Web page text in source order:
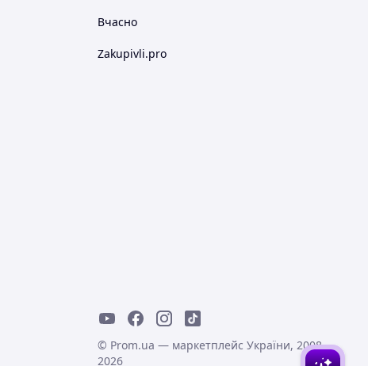
Вчасно
Zakupivli.pro
© Prom.ua — маркетплейс України, 2008-
2026